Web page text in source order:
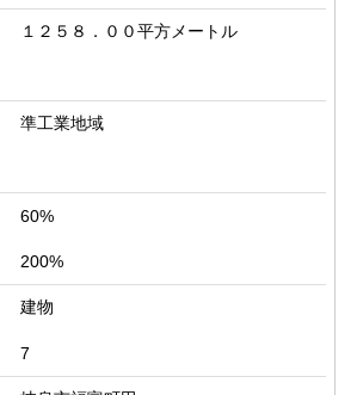
１２５８．００平方メートル
準工業地域
60%
200%
建物
7